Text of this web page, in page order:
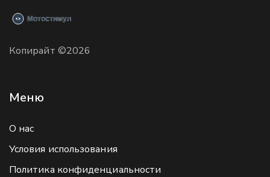
Копирайт ©2026
Меню
О нас
Условия использования
Политика конфиденциальности